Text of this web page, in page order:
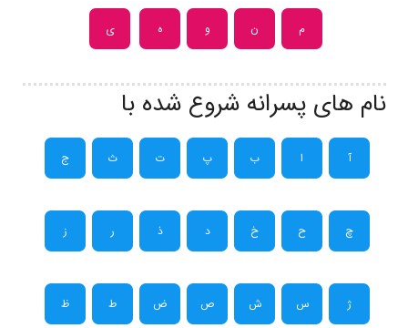
م ن و ه ی
نام های پسرانه شروع شده با
آ ا ب پ ت ث ج
چ ح خ د ذ ر ز
ژ س ش ص ض ط ظ